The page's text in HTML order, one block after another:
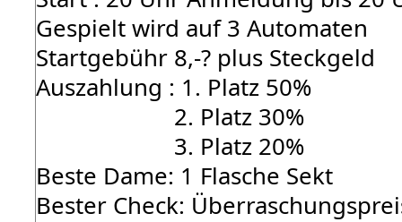
Gespielt wird auf 3 Automaten
Startgebühr 8,-? plus Steckgeld
Auszahlung : 1. Platz 50%
2. Platz 30%
3. Platz 20%
Beste Dame: 1 Flasche Sekt
Bester Check: